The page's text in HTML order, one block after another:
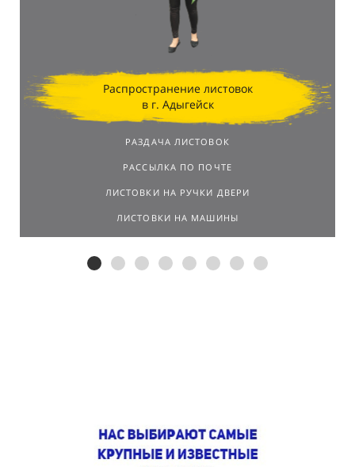
Распространение листовок
в г. Адыгейск
РАЗДАЧА ЛИСТОВОК
РАССЫЛКА ПО ПОЧТЕ
ЛИСТОВКИ НА РУЧКИ ДВЕРИ
ЛИСТОВКИ НА МАШИНЫ